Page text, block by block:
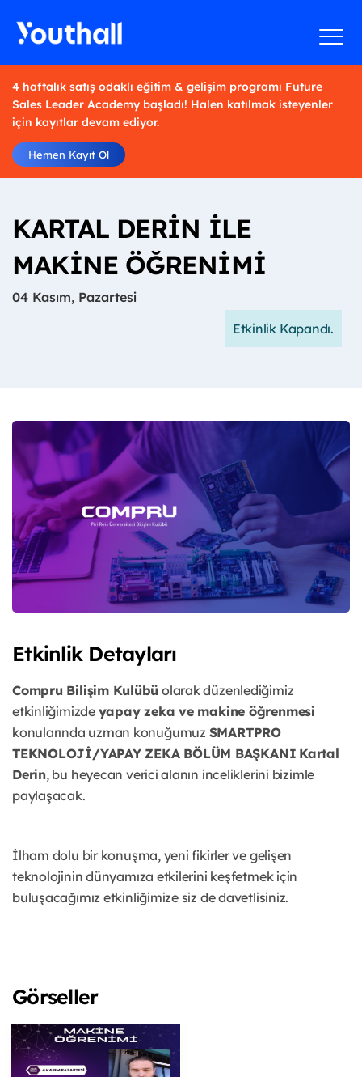
4 haftalık satış odaklı eğitim & gelişim programı Future
Sales Leader Academy başladı! Halen katılmak isteyenler
için kayıtlar devam ediyor.
Hemen Kayıt Ol
KARTAL DERİN İLE
MAKİNE ÖĞRENİMİ
04 Kasım, Pazartesi
Etkinlik Kapandı.
Etkinlik Detayları
Compru Bilişim Kulübü olarak düzenlediğimiz
etkinliğimizde yapay zeka ve makine öğrenmesi
konularında uzman konuğumuz SMARTPRO
TEKNOLOJİ/YAPAY ZEKA BÖLÜM BAŞKANI Kartal
Derin, bu heyecan verici alanın inceliklerini bizimle
paylaşacak.
İlham dolu bir konuşma, yeni fikirler ve gelişen
teknolojinin dünyamıza etkilerini keşfetmek için
buluşacağımız etkinliğimize siz de davetlisiniz.
Görseller